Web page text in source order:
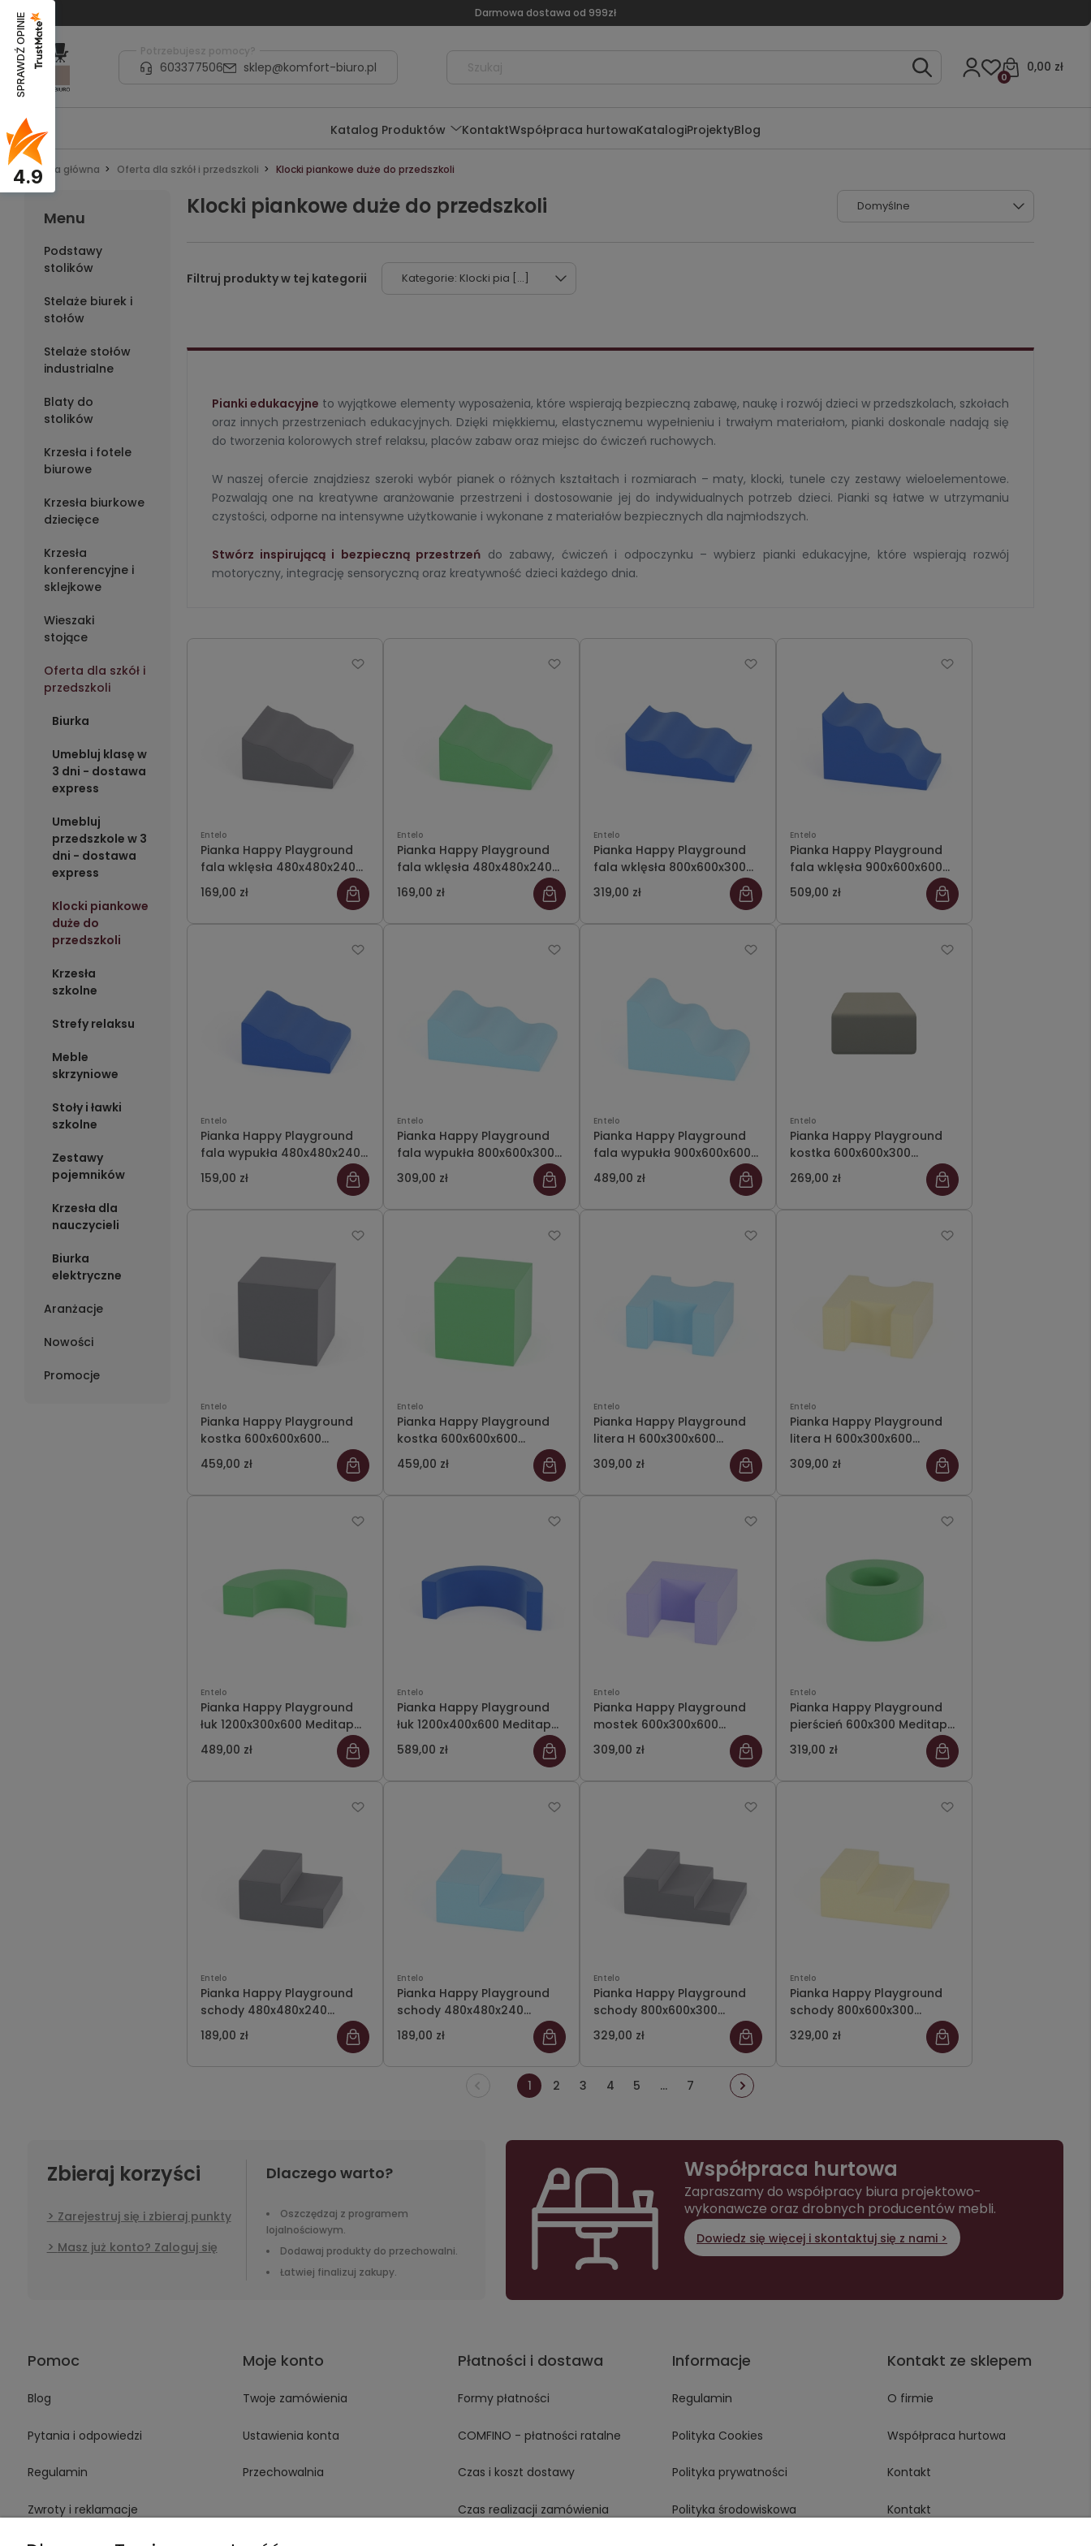
Darmowa dostawa od 999zł
Potrzebujesz pomocy?
603377506 sklep@komfort-biuro.pl 0,00 zł
0
Katalog Produktów KontaktWspółpraca hurtowaKatalogiProjektyBlog
Strona główna Oferta dla szkół i przedszkoli Klocki piankowe duże do przedszkoli
Menu
Podstawy
stolików
Stelaże biurek i
stołów
Stelaże stołów
industrialne
Blaty do
stolików
Krzesła i fotele
biurowe
Krzesła biurkowe
dziecięce
Krzesła
konferencyjne i
sklejkowe
Wieszaki
stojące
Oferta dla szkół i
przedszkoli
Biurka
Umebluj klasę w
3 dni - dostawa
express
Umebluj
przedszkole w 3
dni - dostawa
express
Klocki piankowe
duże do
przedszkoli
Krzesła
szkolne
Strefy relaksu
Meble
skrzyniowe
Stoły i ławki
szkolne
Zestawy
pojemników
Krzesła dla
nauczycieli
Biurka
elektryczne
Aranżacje
Nowości
Promocje
Klocki piankowe duże do przedszkoli
Kategorie: Klocki pia [...]
Pianki edukacyjne to wyjątkowe elementy wyposażenia, które wspierają bezpieczną zabawę, naukę i rozwój dzieci w przedszkolach, szkołach
oraz innych przestrzeniach edukacyjnych. Dzięki miękkiemu, elastycznemu wypełnieniu i trwałym materiałom, pianki doskonale nadają się
do tworzenia kolorowych stref relaksu, placów zabaw oraz miejsc do ćwiczeń ruchowych.
W naszej ofercie znajdziesz szeroki wybór pianek o różnych kształtach i rozmiarach – maty, klocki, tunele czy zestawy wieloelementowe.
Pozwalają one na kreatywne aranżowanie przestrzeni i dostosowanie jej do indywidualnych potrzeb dzieci. Pianki są łatwe w utrzymaniu
czystości, odporne na intensywne użytkowanie i wykonane z materiałów bezpiecznych dla najmłodszych.
Stwórz inspirującą i bezpieczną przestrzeń do zabawy, ćwiczeń i odpoczynku – wybierz pianki edukacyjne, które wspierają rozwój
motoryczny, integrację sensoryczną oraz kreatywność dzieci każdego dnia.
Entelo
Pianka Happy Playground
fala wklęsła 480x480x240
Meditap 03
169,00 zł
Entelo
Pianka Happy Playground
fala wklęsła 480x480x240
Meditap 23
169,00 zł
Entelo
Pianka Happy Playground
fala wklęsła 800x600x300
Meditap 42
319,00 zł
Entelo
Pianka Happy Playground
fala wklęsła 900x600x600
Meditap 42
509,00 zł
Entelo
Pianka Happy Playground
fala wypukła 480x480x240
Meditap 42
159,00 zł
Entelo
Pianka Happy Playground
fala wypukła 800x600x300
Meditap 36
309,00 zł
Entelo
Pianka Happy Playground
fala wypukła 900x600x600
Meditap 36
489,00 zł
Entelo
Pianka Happy Playground
kostka 600x600x300
Meditap 03
269,00 zł
Entelo
Pianka Happy Playground
kostka 600x600x600
Meditap 03
459,00 zł
Entelo
Pianka Happy Playground
kostka 600x600x600
Meditap 23
459,00 zł
Entelo
Pianka Happy Playground
litera H 600x300x600
Meditap 36
309,00 zł
Entelo
Pianka Happy Playground
litera H 600x300x600
Meditap 43
309,00 zł
Entelo
Pianka Happy Playground
łuk 1200x300x600 Meditap
23
489,00 zł
Entelo
Pianka Happy Playground
łuk 1200x400x600 Meditap
42
589,00 zł
Entelo
Pianka Happy Playground
mostek 600x300x600
Meditap 38
309,00 zł
Entelo
Pianka Happy Playground
pierścień 600x300 Meditap
23
319,00 zł
Entelo
Pianka Happy Playground
schody 480x480x240
Meditap 03
189,00 zł
Entelo
Pianka Happy Playground
schody 480x480x240
Meditap 36
189,00 zł
Entelo
Pianka Happy Playground
schody 800x600x300
Meditap 03
329,00 zł
Entelo
Pianka Happy Playground
schody 800x600x300
Meditap 43
329,00 zł
1 2 3 4 5 ... 7
Zbieraj korzyści
Zarejestruj się i zbieraj punkty
Masz już konto? Zaloguj się
Dlaczego warto?
Oszczędzaj z programem
lojalnościowym.
Dodawaj produkty do przechowalni.
Łatwiej finalizuj zakupy.
Współpraca hurtowa
Zapraszamy do współpracy biura projektowo-
wykonawcze oraz drobnych producentów mebli.
Dowiedz się więcej i skontaktuj się z nami >
Pomoc
Blog
Pytania i odpowiedzi
Regulamin
Zwroty i reklamacje
Moje konto
Twoje zamówienia
Ustawienia konta
Przechowalnia
Płatności i dostawa
Formy płatności
COMFINO - płatności ratalne
Czas i koszt dostawy
Czas realizacji zamówienia
Informacje
Regulamin
Polityka Cookies
Polityka prywatności
Polityka środowiskowa
Kontakt ze sklepem
O firmie
Współpraca hurtowa
Kontakt
Kontakt
SPRAWDŹ OPINIE
4.9